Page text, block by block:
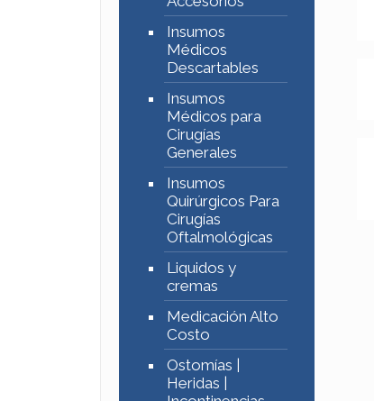
Insumos
Médicos
Descartables
Insumos
Médicos para
Cirugías
Generales
Insumos
Quirúrgicos Para
Cirugías
Oftalmológicas
Liquidos y
cremas
Medicación Alto
Costo
Ostomías |
Heridas |